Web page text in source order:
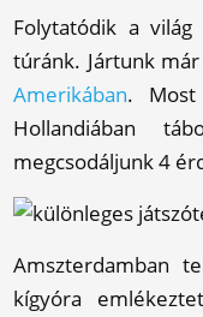
Folytatódik a
túránk. Jártunk
Amerikában. Most
Hollandiában
megcsodáljunk 4
Amszterdamban
kígyóra